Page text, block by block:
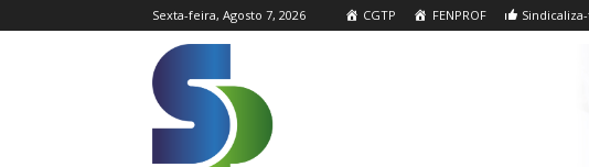
Sexta-feira, Agosto 7, 2026 CGTP FENPROF